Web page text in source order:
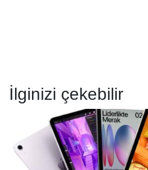
İlginizi çekebilir